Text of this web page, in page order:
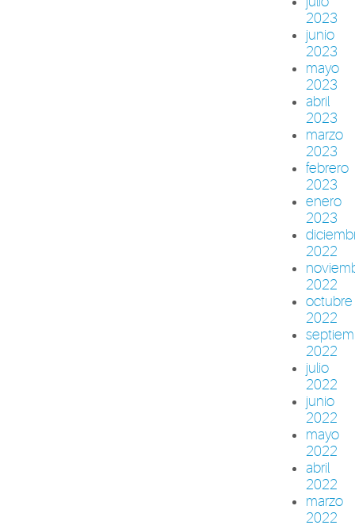
2023
junio
2023
mayo
2023
abril
2023
marzo
2023
febrero
2023
enero
2023
2022
2022
octubre
2022
2022
julio
2022
junio
2022
mayo
2022
abril
2022
marzo
2022